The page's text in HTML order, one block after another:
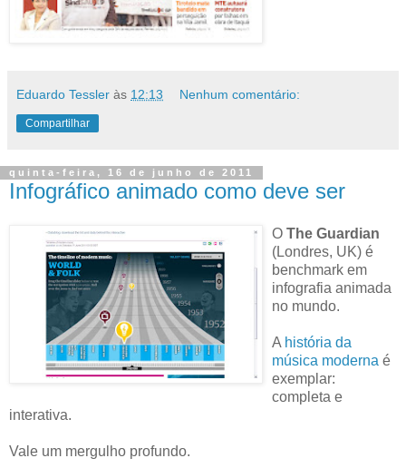
Eduardo Tessler às 12:13 Nenhum comentário:
Compartilhar
quinta-feira, 16 de junho de 2011
Infográfico animado como deve ser
O The Guardian
(Londres, UK) é
benchmark em
infografia animada
no mundo.
A história da
música moderna é
exemplar:
completa e
interativa.
Vale um mergulho profundo.